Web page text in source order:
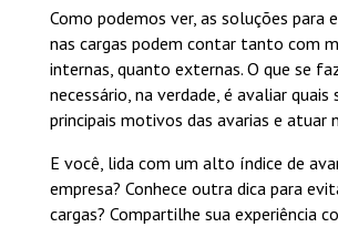
Como podemos ver, as soluções para
nas cargas podem contar tanto com
internas, quanto externas. O que se
necessário, na verdade, é avaliar quais
principais motivos das avarias e atuar
E você, lida com um alto índice de
empresa? Conhece outra dica para
cargas? Compartilhe sua experiência